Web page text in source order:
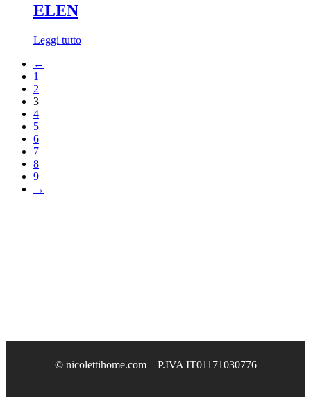
ELEN
Leggi tutto
←
1
2
3
4
5
6
7
8
9
→
© nicolettihome.com – P.IVA IT01171030776